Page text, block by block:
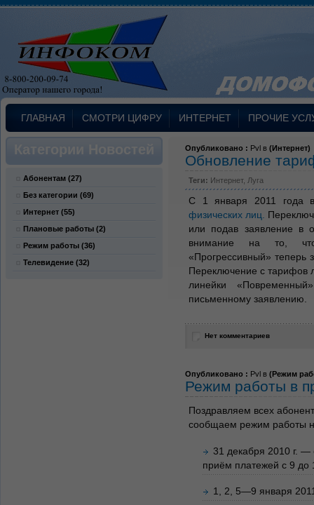
ГЛАВНАЯ СМОТРИ ЦИФРУ ИНТЕРНЕТ ПРОЧИЕ
Категории Новостей
Абонентам (27)
Без категории (69)
Интернет (55)
Плановые работы (2)
Режим работы (36)
Телевидение (32)
Опубликовано : Pvl в (Интернет)
Обновление
Теги: Интернет, Луга
С 1 января 2011 года
физических лиц.
или подав заявление
внимание на то,
«Прогрессивный» теперь
Переключение с тарифов
линейки
письменному заявлению.
Нет комментариев
Опубликовано : Pvl в (Режим
Режим работы в
Поздравляем всех
сообщаем режим работы
31 декабря 2010 г.
приём платежей с 9 до
1, 2, 5—9 января